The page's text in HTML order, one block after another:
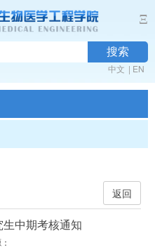
Ξ
搜索
中文 | EN
返回
中期考核通知